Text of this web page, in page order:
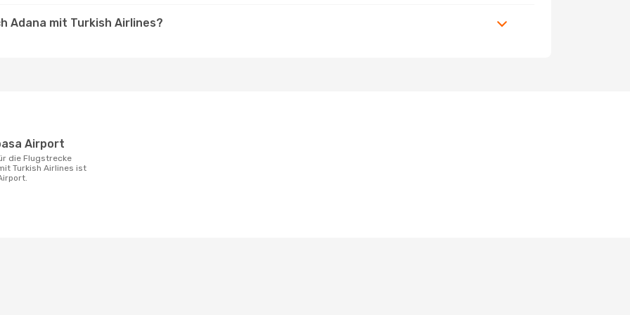
Adana mit Turkish Airlines?
Airport
Turkish Airlines ist